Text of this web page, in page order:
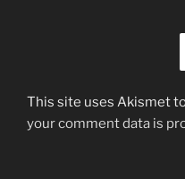
This site uses Akismet
your comment data is